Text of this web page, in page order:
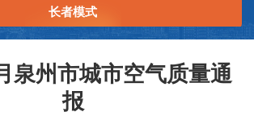
长者模式
泉州市城市空气质量通
报